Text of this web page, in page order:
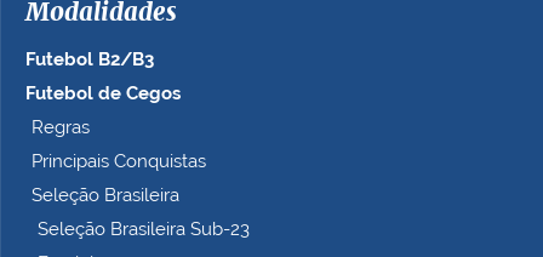
Modalidades
Futebol B2/B3
Futebol de Cegos
Regras
Principais Conquistas
Seleção Brasileira
Seleção Brasileira Sub-23